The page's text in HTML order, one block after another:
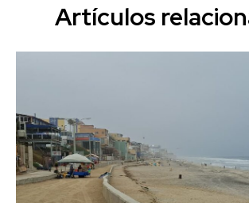
Artículos